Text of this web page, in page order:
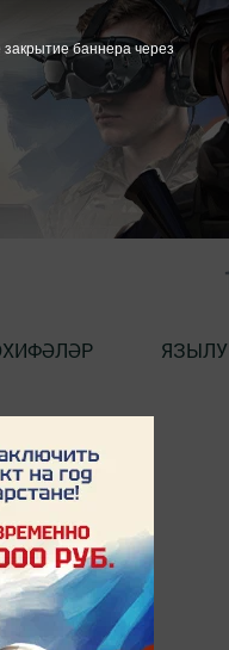
ЯЗЫЛУ
закрытие баннера через